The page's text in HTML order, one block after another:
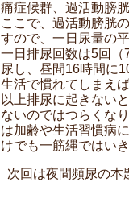
痛症候群、過活動膀
ここで、過活動膀胱
すので、一日尿量の
一日排尿回数は5回
尿し、昼間16時間に
生活で慣れてしまえ
以上排尿に起きない
ないのではつらくな
は加齢や生活習慣病
けでも一筋縄ではいき
次回は夜間頻尿の